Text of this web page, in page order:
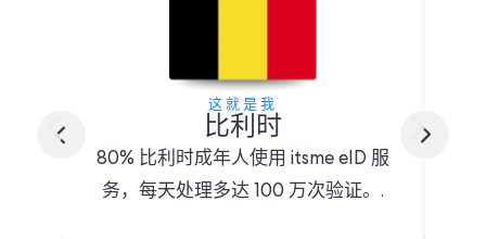
这就是我
比利时
80% 比利时成年人使用 itsme eID 服
务，每天处理多达 100 万次验证。.